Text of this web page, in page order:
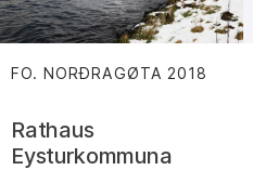
FO. NORÐRAGØTA 2018
Rathaus
Eysturkommuna